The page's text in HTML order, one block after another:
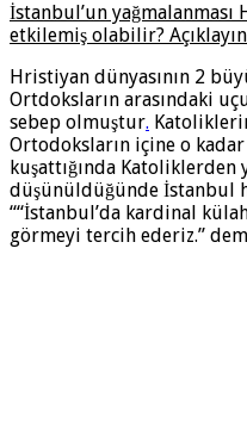
İstanbul’un yağmalanması
etkilemiş olabilir?
Hristiyan dünyasının 2
Ortdoksların arasındaki
sebep olmuştur.
Ortodoksların içine o
kuşattığında Katoliklerden
düşünüldüğünde İstanbul
““İstanbul’da kardinal
görmeyi tercih ederiz.”